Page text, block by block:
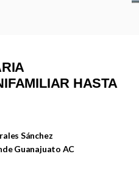
HASTA
Sánchez
Guanajuato AC